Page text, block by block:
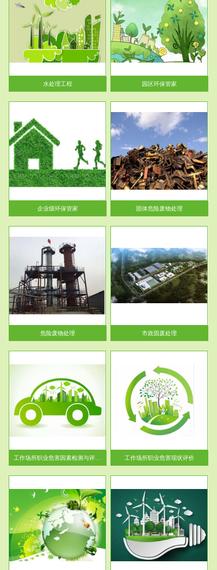
水处理工程
服务范围
园区环保管家
2016 年 4 月，环保部下发《关
于积极发挥环境保护作用促进供
给侧结...
园区环保管家
企业级环保管家
服务范围
固体危险废物处理
固体废物解释：固体废物是指人
们在生产建设、日常生活和其他
活动中...
固体危险废物处理
危险废物处理
服务范围
市政固废处理
蔚蓝生态环境科技所从事的市政
废物处理业务包括市政废物的处
理处...
市政固废处理
工作场所职业危害因素检测与评价...
服务范围
工作场所职业危害现状评价
【现状评价意义】：具体因素---
-通过质谱分析等多种手段明确
工作场...
工作场所职业危害现状评价
服务范围
废气测试
检测范围工业废气检测包括有机
废气和无机废气。有机废气主要